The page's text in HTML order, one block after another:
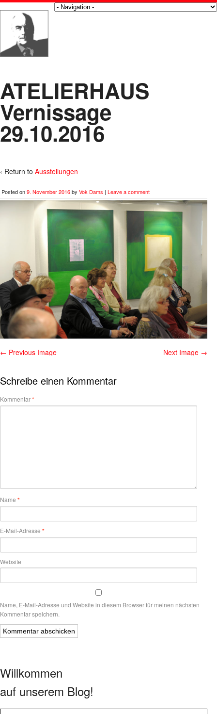
ATELIERHAUS
Vernissage
29.10.2016
‹ Return to Ausstellungen
Posted on9. November 2016by Vok Dams | Leave a comment
← Previous Image Next Image →
Schreibe einen Kommentar
Kommentar*
Name *
E-Mail-Adresse *
Website
Name, E-Mail-Adresse und Website in diesem Browser für meinen nächsten
Kommentar speichern.
Willkommen
auf unserem Blog!